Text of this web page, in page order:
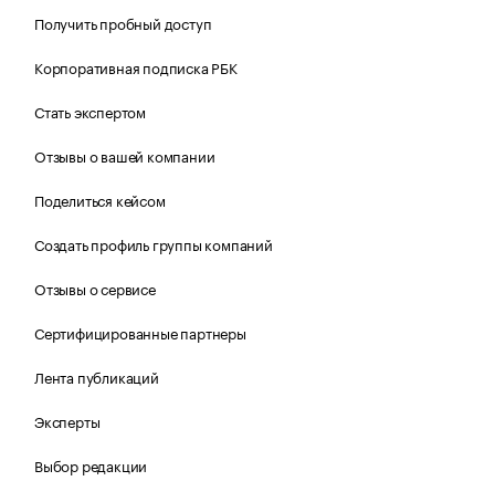
Получить пробный доступ
Корпоративная подписка РБК
Стать экспертом
Отзывы о вашей компании
Поделиться кейсом
Создать профиль группы компаний
Отзывы о сервисе
Сертифицированные партнеры
Лента публикаций
Эксперты
Выбор редакции